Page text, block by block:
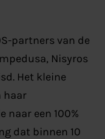
partners van de
Nisyros
Het kleine
haar
een 100%
dat binnen 10